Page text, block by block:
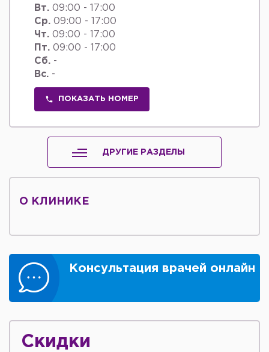
Вт. 09:00 - 17:00
Ср. 09:00 - 17:00
Чт. 09:00 - 17:00
Пт. 09:00 - 17:00
Сб. -
Вс. -
ПОКАЗАТЬ НОМЕР
ДРУГИЕ РАЗДЕЛЫ
О КЛИНИКЕ
Консультация врачей онлайн
Скидки